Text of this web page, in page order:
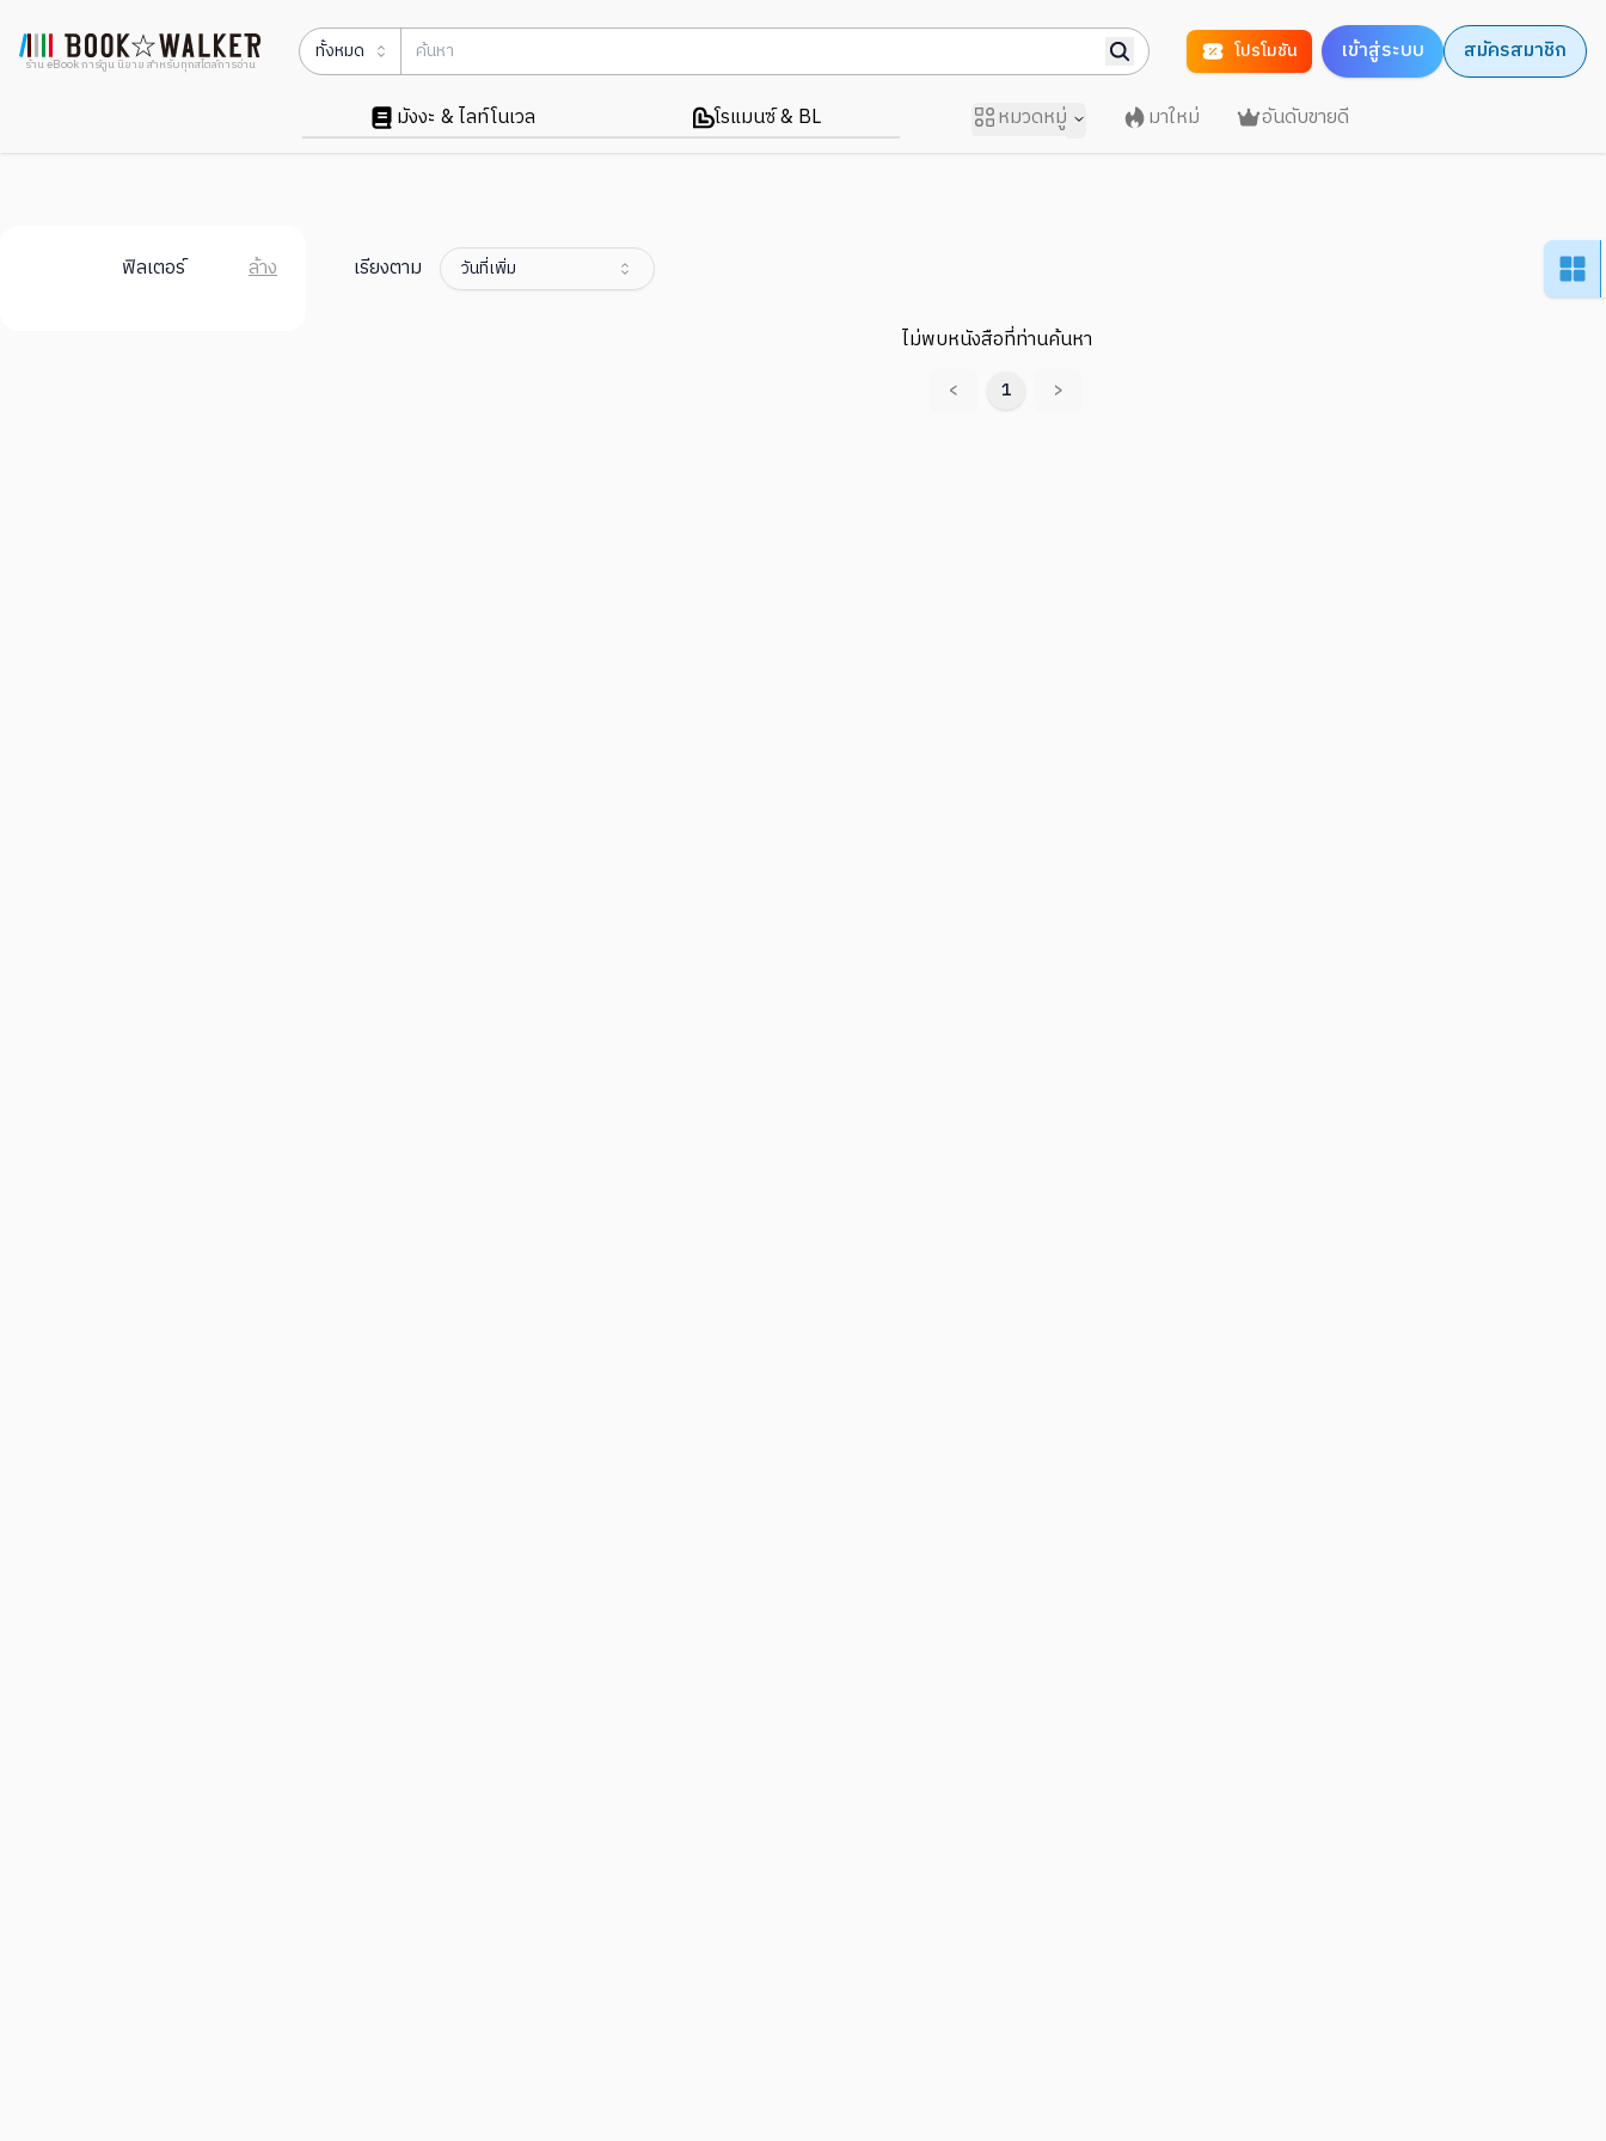
ร้าน eBook การ์ตูน นิยาย สำหรับทุกสไตล์การอ่าน
ทั้งหมด โปรโมชัน เข้าสู่ระบบ สมัครสมาชิก
มังงะ & ไลท์โนเวล โรแมนซ์ & BL หมวดหมู่ มาใหม่ อันดับขายดี
ฟิลเตอร์ ล้าง เรียงตาม วันที่เพิ่ม
ไม่พบหนังสือที่ท่านค้นหา
< 1 >